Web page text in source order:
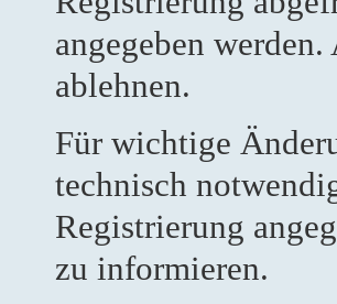
angegeben
ablehnen.
Für wichtige
technisch
Registrierung
zu informieren.